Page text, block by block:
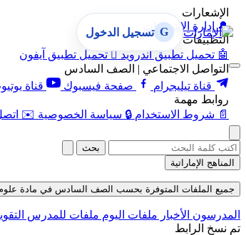
الإشعارات
🔔 إدارة الإشعارات
التطبيقات
🤖 تحميل تطبيق أندرويد  تحميل تطبيق آيفون
التواصل الاجتماعي | الصف السادس
قناة تيليجرام
صفحة فيسبوك قناة
روابط مهمة
📄 شروط الاستخدام 🔒 سياسة الخصوصية ✉️
G تسجيل الدخول
بحث
المناهج الإماراتية
جميع الملفات المتوفرة بحسب الصف السادس في مادة علوم بحسب
المدرسون الأخبار ملفات اليوم ملفات للمدرس
تم نسخ الرابط